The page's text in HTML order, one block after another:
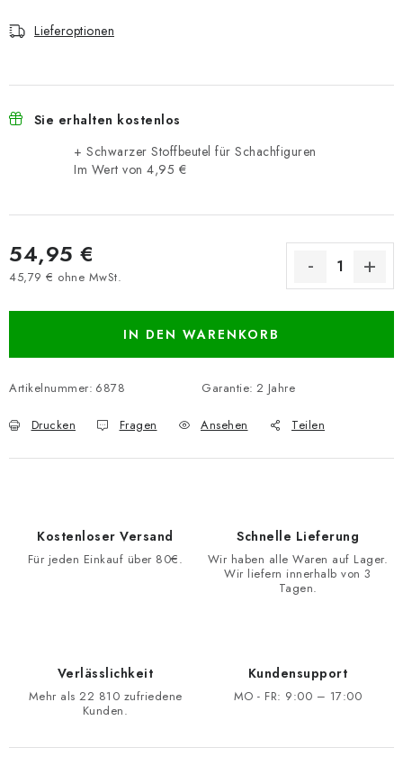
Lieferoptionen
Sie erhalten kostenlos
+ Schwarzer Stoffbeutel für Schachfiguren
Im Wert von 4,95 €
54,95 €
45,79 € ohne MwSt.
IN DEN WARENKORB
Artikelnummer: 6878 Garantie: 2 Jahre
Drucken Fragen Ansehen Teilen
Kostenloser Versand
Für jeden Einkauf über 80€.
Schnelle Lieferung
Wir haben alle Waren auf Lager.
Wir liefern innerhalb von 3
Tagen.
Verlässlichkeit
Mehr als 22 810 zufriedene
Kunden.
Kundensupport
MO - FR: 9:00 – 17:00